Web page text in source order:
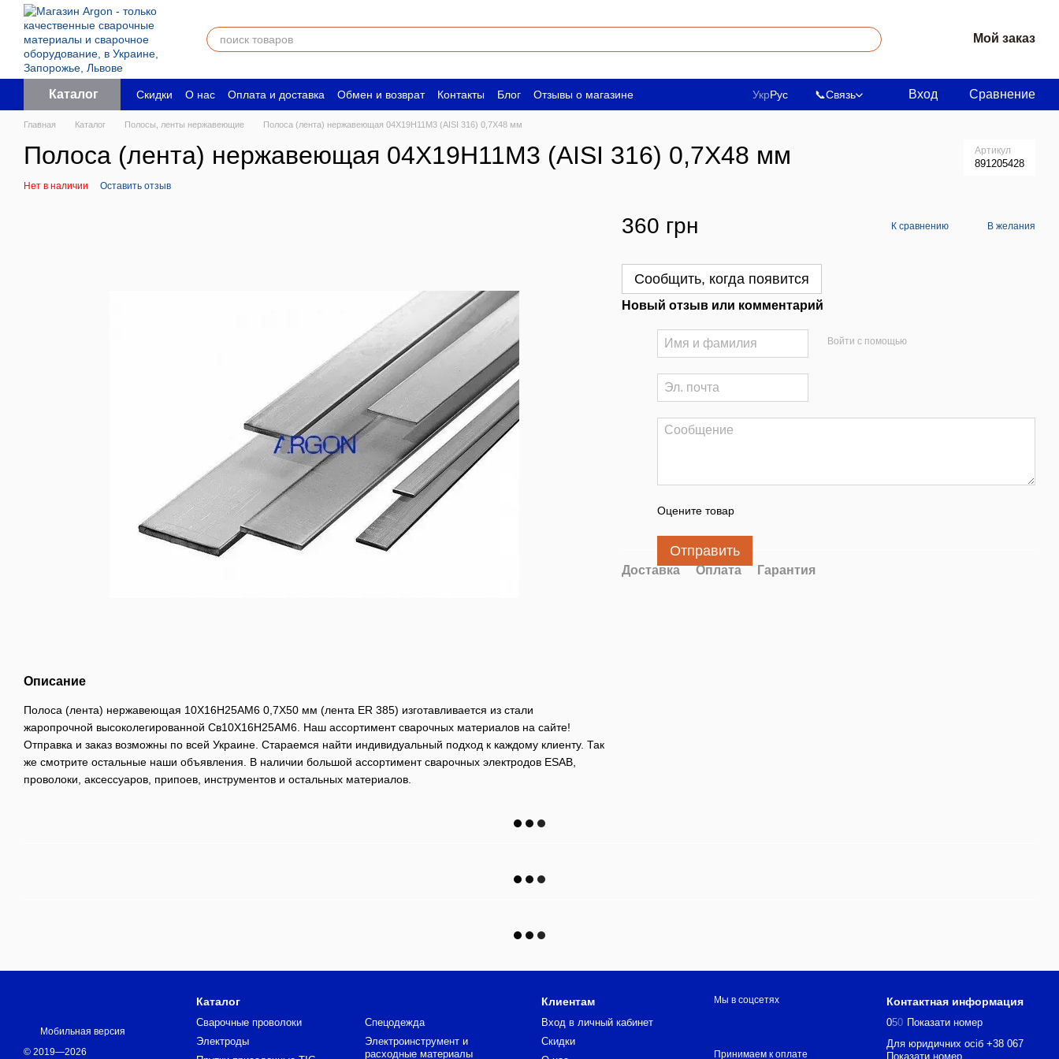
Перейти к основному контенту
Мой заказ
Каталог Скидки О нас Оплата и доставка Обмен и возврат Контакты Блог
Отзывы о магазине
Пользовательское соглашение
Юридическим лицам Вакансии
УкрРус 📞Связь Вход Сравнение
Главная Каталог Полосы, ленты нержавеющие Полоса (лента) нержавеющая 04Х19Н11М3 (AISI 316) 0,7Х48 мм
Полоса (лента) нержавеющая 04Х19Н11М3 (AISI 316) 0,7Х48 мм Артикул
891205428
Нет в наличии Оставить отзыв
Описание
Полоса (лента) нержавеющая 10Х16Н25АМ6 0,7Х50 мм (лента ER 385) изготавливается из стали
жаропрочной высоколегированной Св10Х16Н25АМ6. Наш ассортимент сварочных материалов на сайте!
Отправка и заказ возможны по всей Украине. Стараемся найти индивидуальный подход к каждому клиенту. Так
же смотрите остальные наши объявления. В наличии большой ассортимент сварочных электродов ESAB,
проволоки, аксессуаров, припоев, инструментов и остальных материалов.
360 грн К сравнению В желания
Сообщить, когда появится
Новый отзыв или комментарий
Войти с помощью
Оцените товар
Отправить
Доставка Оплата Гарантия
Мобильная версия
© 2019—2026
Каталог
Сварочные проволоки
Электроды
Спецодежда
Электроинструмент и
расходные материалы
Клиентам
Вход в личный кабинет
Скидки
Мы в соцсетях
Принимаем к оплате
Контактная информация
050 Показати номер
Для юридичних осіб +38 067
Показати номер